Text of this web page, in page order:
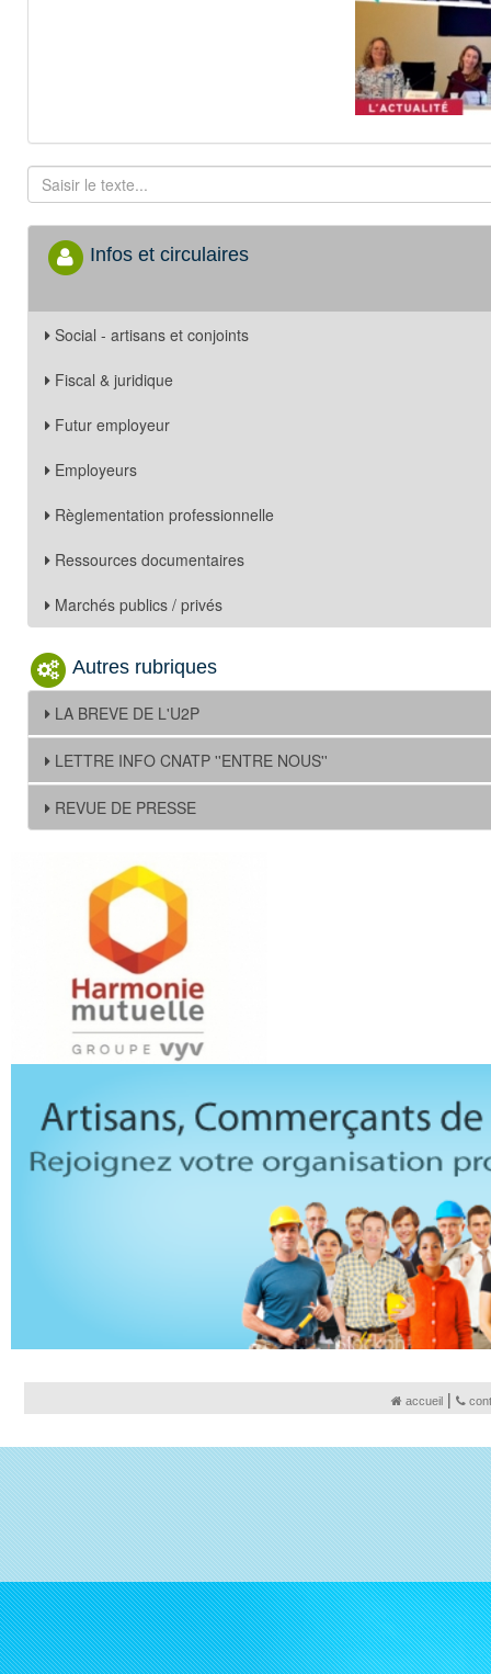
Infos et circulaires
Social - artisans et conjoints
Fiscal & juridique
Futur employeur
Employeurs
Règlementation professionnelle
Ressources documentaires
Marchés publics / privés
Autres rubriques
LA BREVE DE L'U2P
LETTRE INFO CNATP ''ENTRE NOUS''
REVUE DE PRESSE
accueil|